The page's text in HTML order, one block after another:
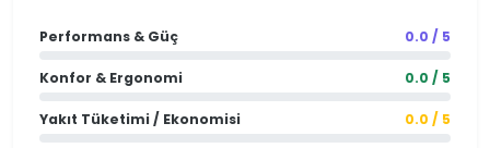
Performans & Güç 0.0 / 5
Konfor & Ergonomi 0.0 / 5
Yakıt Tüketimi / Ekonomisi 0.0 / 5